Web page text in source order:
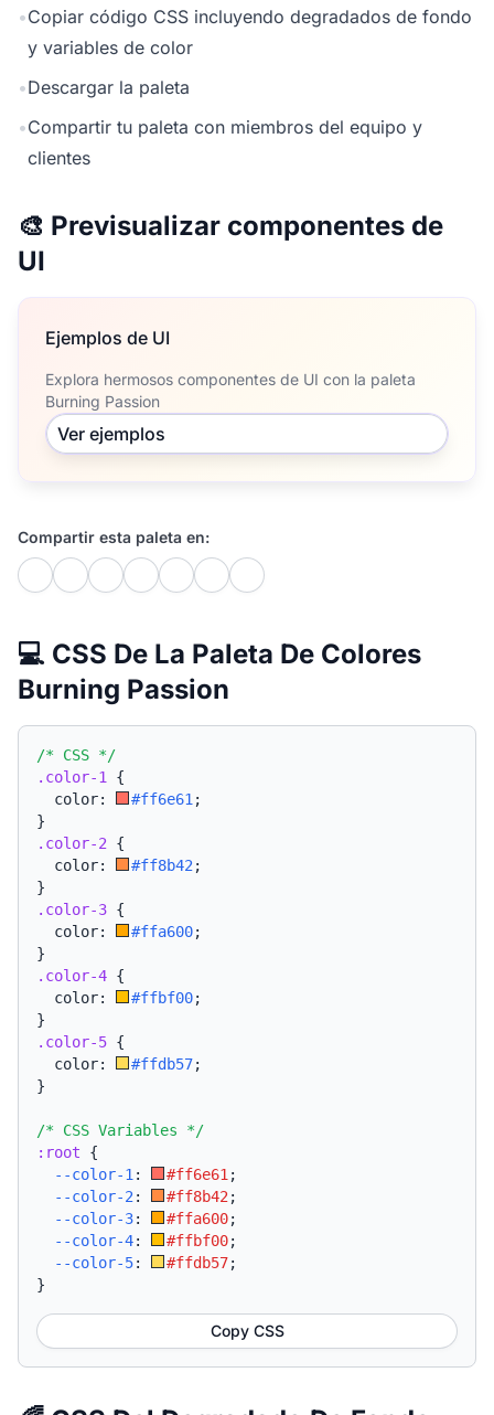
•Copiar código CSS incluyendo degradados de fondo
y variables de color
•Descargar la paleta
•Compartir tu paleta con miembros del equipo y
clientes
🎨 Previsualizar componentes de
UI
Ejemplos de UI
Explora hermosos componentes de UI con la paleta
Burning Passion
Ver ejemplos
Compartir esta paleta en:
💻 CSS De La Paleta De Colores
Burning Passion
/* CSS */
.color-1
{
  color:
#ff6e61 ;
}
.color-2 {
  color:
#ff8b42 ;
}
.color-3 {
  color:
#ffa600;
}
.color-4 {
  color:
#ffbf00;
}
.color-5 {
  color:
#ffdb57;
}
/* CSS Variables */
:root {
--color-1 : #ff6e61 ;
--color-2 : #ff8b42 ;
--color-3: #ffa600;
--color-4: #ffbf00;
--color-5: #ffdb57;
}
Copy CSS